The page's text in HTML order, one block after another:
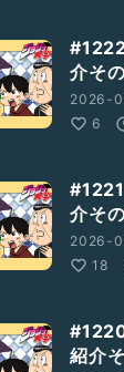
介そ
2026-
6
介そ
2026-
18
紹介